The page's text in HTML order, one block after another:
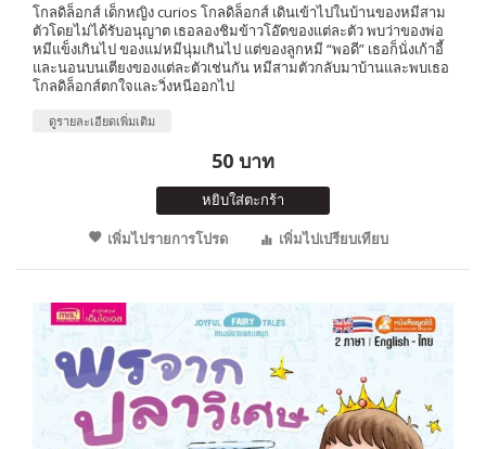
โกลดิล็อกส์ เด็กหญิง curios โกลดิล็อกส์ เดินเข้าไปในบ้านของหมีสาม
ตัวโดยไม่ได้รับอนุญาต เธอลองชิมข้าวโอ๊ตของแต่ละตัว พบว่าของพ่อ
หมีแข็งเกินไป ของแม่หมีนุ่มเกินไป แต่ของลูกหมี “พอดี” เธอก็นั่งเก้าอี้
และนอนบนเตียงของแต่ละตัวเช่นกัน หมีสามตัวกลับมาบ้านและพบเธอ
โกลดิล็อกส์ตกใจและวิ่งหนีออกไป
ดูรายละเอียดเพิ่มเติม
50 บาท
หยิบใส่ตะกร้า
เพิ่มไปรายการโปรด
เพิ่มไปเปรียบเทียบ